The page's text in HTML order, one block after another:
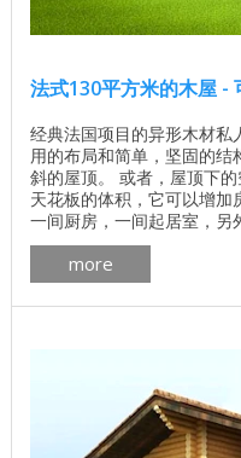
法式130平方米的木屋 -
经典法国项目的异形木材
用的布局和简单，坚固的
斜的屋顶。 或者，屋顶下
天花板的体积，它可以增加
一间厨房，一间起居室，
物间。 了解基地的价格 独
和修理房屋 - 找出价格 木
木屋 房间数量 4 一楼面积
总面积 ...
more